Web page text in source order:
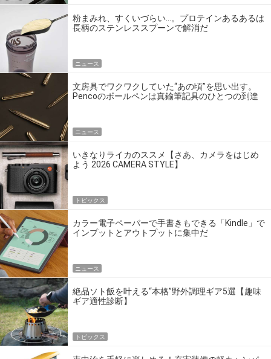
粉まみれ、すくいづらい…。プロテインあるあるは
長柄のステンレススプーンで解消だ
ニュース
文房具でワクワクしていた“あの頃”を思い出す。
Pencoのボールペンは真鍮筆記具のひとつの到達
ニュース
いきなりライカのススメ【さあ、カメラをはじめ
よう 2026 CAMERA STYLE】
トピックス
カラー電子ペーパーで手書きもできる「Kindle」で
インプットとアウトプットに集中だ
ニュース
絶品ソト飯を叶える“本格”野外調理ギア5選【趣味
ギア適性診断】
トピックス